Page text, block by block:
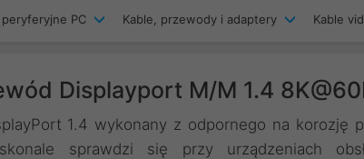
PC Kable, przewody i adaptery Kable
Displayport M/M 1.4
1.4 wykonany z odpornego na korozję
sprawdzi się przy urządzeniach